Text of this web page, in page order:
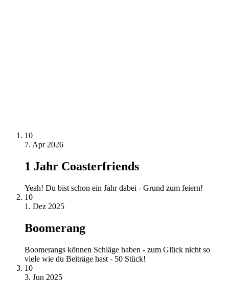
10
7. Apr 2026
1 Jahr Coasterfriends
Yeah! Du bist schon ein Jahr dabei - Grund zum feiern!
10
1. Dez 2025
Boomerang
Boomerangs können Schläge haben - zum Glück nicht so
viele wie du Beiträge hast - 50 Stück!
10
3. Jun 2025